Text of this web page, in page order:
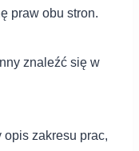
praw obu stron.
znaleźć się w
opis zakresu prac,